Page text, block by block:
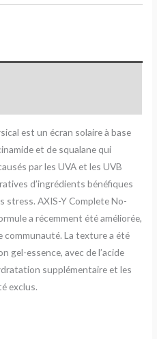
est un écran solaire à base
et de squalane qui
par les UVA et les UVB
d’ingrédients bénéfiques
stress. AXIS-Y Complete No-
a récemment été améliorée,
communauté. La texture a été
gel-essence, avec de l’acide
supplémentaire et les
exclus.